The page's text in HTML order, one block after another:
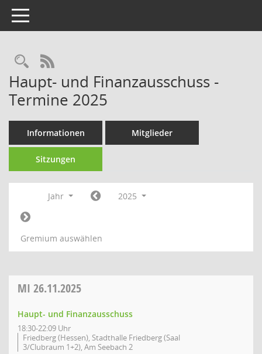
Toggle navigation
Rechercheauswahl
RSS-Feed
Haupt- und Finanzausschuss -
Termine 2025
Informationen Mitglieder
Sitzungen
Jahr 2025
Gremium auswählen
MI 26.11.2025
Haupt- und Finanzausschuss
18:30-22:09 Uhr
Friedberg (Hessen), Stadthalle Friedberg (Saal
3/Clubraum 1+2), Am Seebach 2